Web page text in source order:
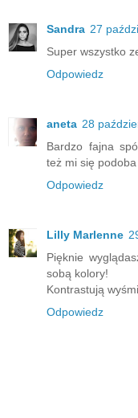
Sandra 27
Super wszystko
Odpowiedz
aneta 28
Bardzo fajna
też mi się podoba
Odpowiedz
Lilly Marlenne
Pięknie
sobą kolory!
Kontrastują
Odpowiedz